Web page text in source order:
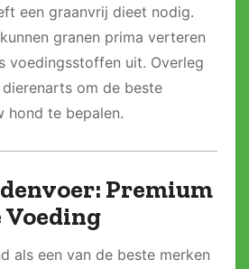
een graanvrij dieet nodig.
granen prima verteren
voedingsstoffen uit. Overleg
om de beste
hond te bepalen.
Premium
als een van de beste merken